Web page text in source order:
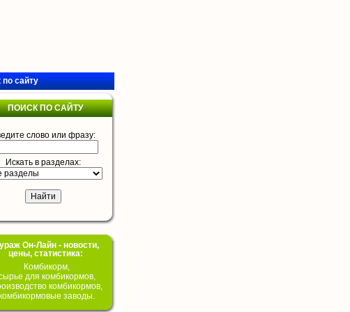
сайту
ПОИСК ПО САЙТУ
слово или фразу:
Искать в разделах:
Он-Лайн - новости,
цены, статистика:
Комбикорм,
для комбикормов,
комбикормов,
заводы.